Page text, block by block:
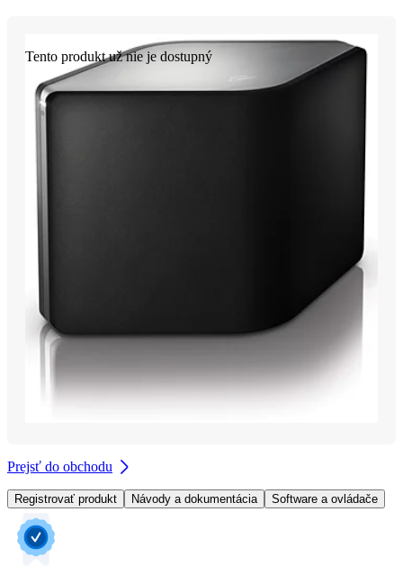
Tento produkt už nie je dostupný
Prejsť do obchodu
Registrovať produkt Návody a dokumentácia Software a ovládače